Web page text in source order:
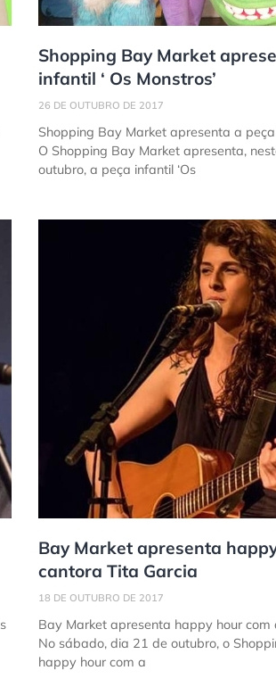
Shopping Bay Market
infantil ‘ Os Monstros’
26 DE OUTUBRO DE 2017
Shopping Bay Market apresenta a peça
O Shopping Bay Market apresenta,
outubro, a peça infantil ‘Os
Bay Market apresenta
cantora Tita Garcia
18 DE OUTUBRO DE 2017
Bay Market apresenta happy hour
No sábado, dia 21 de outubro, o
happy hour com a